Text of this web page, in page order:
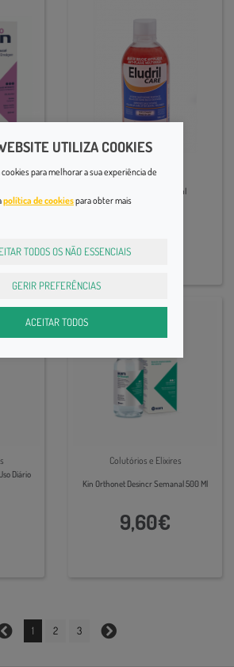
Colutórios e Elixires
Eludril Care Colut 500ml
Diário
Colutórios e Elixires
Kin Orthonet Desincr Semanal 500 Ml
9,60€
1 2 3
UTILIZA COOKIES
para melhorar a sua experiência de
política de cookiespara obter mais
TODOS OS NÃO ESSENCIAIS
GERIR PREFERÊNCIAS
ACEITAR TODOS